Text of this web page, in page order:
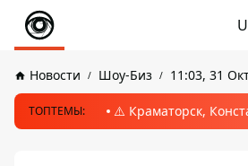
Новости Шоу-Биз 11:03, 31
ТОПТЕМЫ: ⚠️ Краматорск,